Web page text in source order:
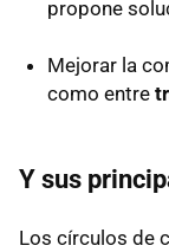
propone
Mejorar la
como entre
Y sus
Los círculos de